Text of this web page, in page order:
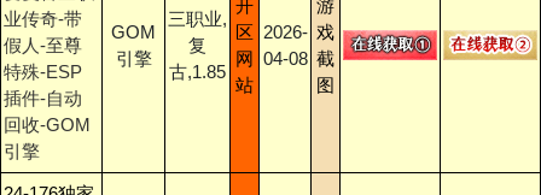
业传奇-带
假人-至尊
特殊-ESP
插件-自动
回收-GOM
引擎
GOM
引擎
三职业,
复
古,1.85
开
区
网
站
2026-
04-08
游
戏
截
图